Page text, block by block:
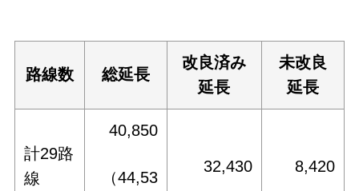
路線数 総延長
改良済み
延長
未改良
延長
計29路
線
40,850
（44,53
32,430 8,420